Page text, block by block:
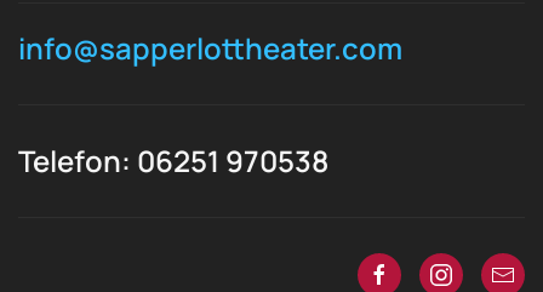
info@sapperlottheater.com
Telefon: 06251 970538